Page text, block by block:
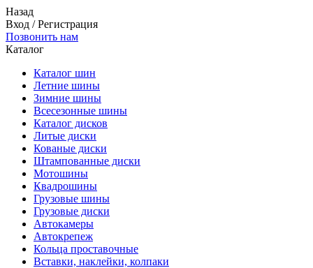
Назад
Вход /Регистрация
Позвонить нам
Каталог
Каталог шин
Летние шины
Зимние шины
Всесезонные шины
Каталог дисков
Литые диски
Кованые диски
Штампованные диски
Мотошины
Квадрошины
Грузовые шины
Грузовые диски
Автокамеры
Автокрепеж
Кольца проставочные
Вставки, наклейки, колпаки